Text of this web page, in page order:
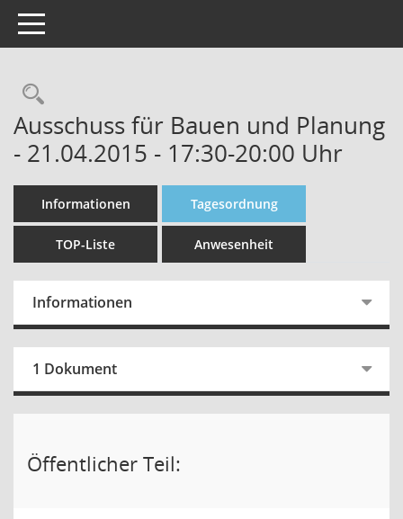
Toggle navigation
Rechercheauswahl
Ausschuss für Bauen und Planung
- 21.04.2015 - 17:30-20:00 Uhr
Informationen Tagesordnung
TOP-Liste Anwesenheit
Informationen
1 Dokument
Öffentlicher Teil: